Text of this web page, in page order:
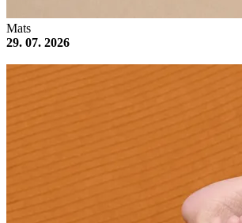
Mats
29. 07. 2026